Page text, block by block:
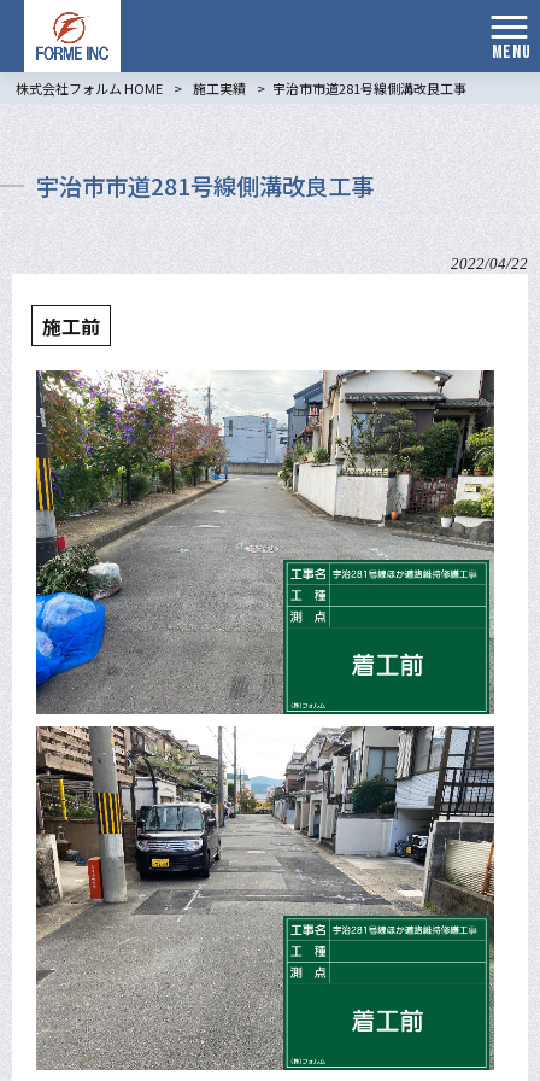
MENU
株式会社フォルム HOME > 施工実績 > 宇治市市道281号線側溝改良工事
宇治市市道281号線側溝改良工事
2022/04/22
施工前